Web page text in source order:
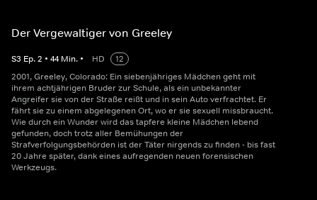
Der Vergewaltiger von Greeley
S3 Ep.2 • 44 Min. • HD
12
2001, Greeley, Colorado: Ein siebenjähriges Mädchen geht mit
ihrem achtjährigen Bruder zur Schule, als ein unbekannter
Angreifer sie von der Straße reißt und in sein Auto verfrachtet. Er
fährt sie zu einem abgelegenen Ort, wo er sie sexuell missbraucht.
Wie durch ein Wunder wird das tapfere kleine Mädchen lebend
gefunden, doch trotz aller Bemühungen der
Strafverfolgungsbehörden ist der Täter nirgends zu finden - bis fast
20 Jahre später, dank eines aufregenden neuen forensischen
Werkzeugs.